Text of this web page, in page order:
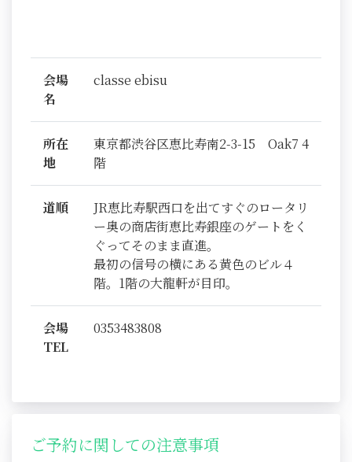
会場
名
classe ebisu
所在
地
東京都渋谷区恵比寿南2-3-15 Oak7 4
階
道順
JR恵比寿駅西口を出てすぐのロータリ
ー奥の商店街恵比寿銀座のゲートをく
ぐってそのまま直進。
最初の信号の横にある黄色のビル４
階。1階の大龍軒が目印。
会場
TEL
0353483808
ご予約に関しての注意事項